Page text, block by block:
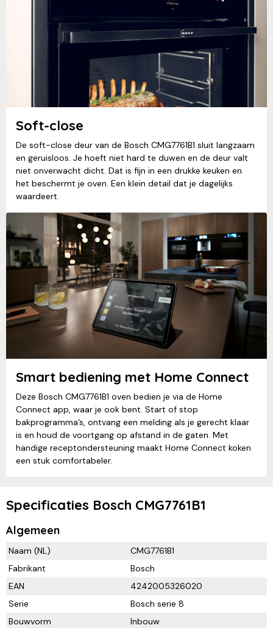
Soft-close
De soft-close deur van de Bosch CMG7761B1 sluit langzaam
en geruisloos. Je hoeft niet hard te duwen en de deur valt
niet onverwacht dicht. Dat is fijn in een drukke keuken en
het beschermt je oven. Een klein detail dat je dagelijks
waardeert.
Smart bediening met Home Connect
Deze Bosch CMG7761B1 oven bedien je via de Home
Connect app, waar je ook bent. Start of stop
bakprogramma’s, ontvang een melding als je gerecht klaar
is en houd de voortgang op afstand in de gaten. Met
handige receptondersteuning maakt Home Connect koken
een stuk comfortabeler.
Specificaties Bosch CMG7761B1
Algemeen
Naam (NL)
CMG7761B1
Fabrikant
Bosch
EAN
4242005326020
Serie
Bosch serie 8
Bouwvorm
Inbouw